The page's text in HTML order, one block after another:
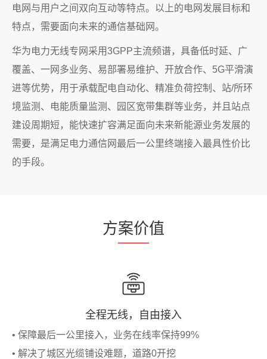
电网与用户之间双向互动等特点。以上的电网发展目标和
特点，需要面向未来的通信基础网。
华为电力无线专网采用3GPP主流频谱，具备低时延、广
覆盖、一网多业务、易部署易维护、开放合作、5G平滑演
进等优势，用于承载配电自动化、精准负荷控制、站/所环
境监测、电能质量监测、园区宽带集群等业务，并且站点
建设周期短，能快速扩容满足面向未来新能源业务发展的
需要，是满足电力通信网最后一公里终端接入最具性价比
的手段。
方案价值
全程无线，自由接入
• 保障最后一公里接入，业务在线率保持99%
• 解决了城区光缆铺设难题，道路0开挖